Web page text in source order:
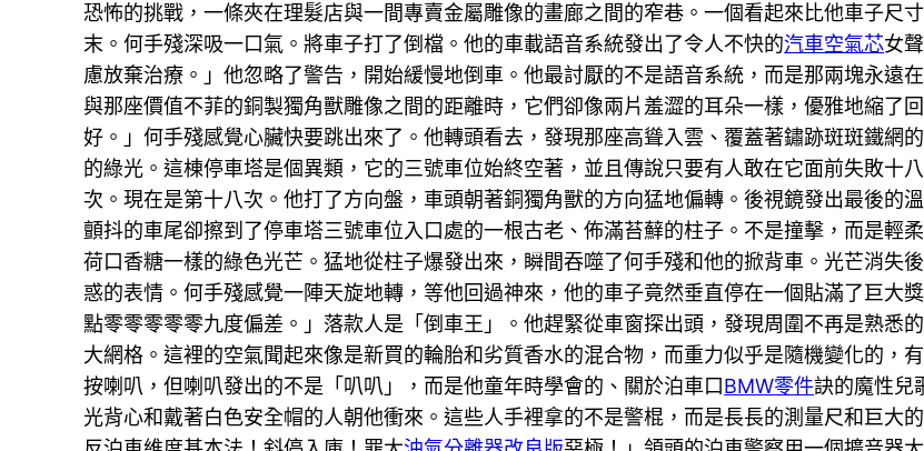
恐怖的挑戰，一條夾在理髮店與一間專賣金屬雕像的畫廊之間的窄巷。一個看起來比他車子尺
末。何手殘深吸一口氣。將車子打了倒檔。他的車載語音系統發出了令人不快的汽車空氣芯女
慮放棄治療。」他忽略了警告，開始緩慢地倒車。他最討厭的不是語音系統，而是那兩塊永遠
與那座價值不菲的銅製獨角獸雕像之間的距離時，它們卻像兩片羞澀的耳朵一樣，優雅地縮了
好。」何手殘感覺心臟快要跳出來了。他轉頭看去，發現那座高聳入雲、覆蓋著鏽跡斑斑鐵網
的綠光。這棟停車塔是個異類，它的三號車位始終空著，並且傳說只要有人敢在它面前失敗十
次。現在是第十八次。他打了方向盤，車頭朝著銅獨角獸的方向猛地偏轉。後視鏡發出最後的
顫抖的車尾卻擦到了停車塔三號車位入口處的一根古老、佈滿苔蘚的柱子。不是撞擊，而是輕
荷口香糖一樣的綠色光芒。猛地從柱子爆發出來，瞬間吞噬了何手殘和他的掀背車。光芒消失
惑的表情。何手殘感覺一陣天旋地轉，等他回過神來，他的車子竟然垂直停在一個貼滿了巨
點零零零零零九度偏差。」落款人是「倒車王」。他趕緊從車窗探出頭，發現周圍不再是熟悉
大網格。這裡的空氣聞起來像是新買的輪胎和劣質香水的混合物，而重力似乎是隨機變化的，有
按喇叭，但喇叭發出的不是「叭叭」，而是他童年時學會的、關於泊車口BMW零件訣的魔性兒
光背心和戴著白色安全帽的人朝他衝來。這些人手裡拿的不是警棍，而是長長的測量尺和巨大的